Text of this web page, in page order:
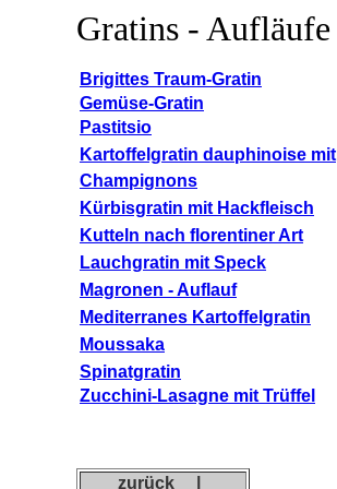
Gratins - Aufläufe
Brigittes Traum-Gratin
Gemüse-Gratin
Pastitsio
Kartoffelgratin dauphinoise mit
Champignons
Kürbisgratin mit Hackfleisch
Kutteln nach florentiner Art
Lauchgratin mit Speck
Magronen - Auflauf
Mediterranes Kartoffelgratin
Moussaka
Spinatgratin
Zucchini-Lasagne mit Trüffel
zurück|